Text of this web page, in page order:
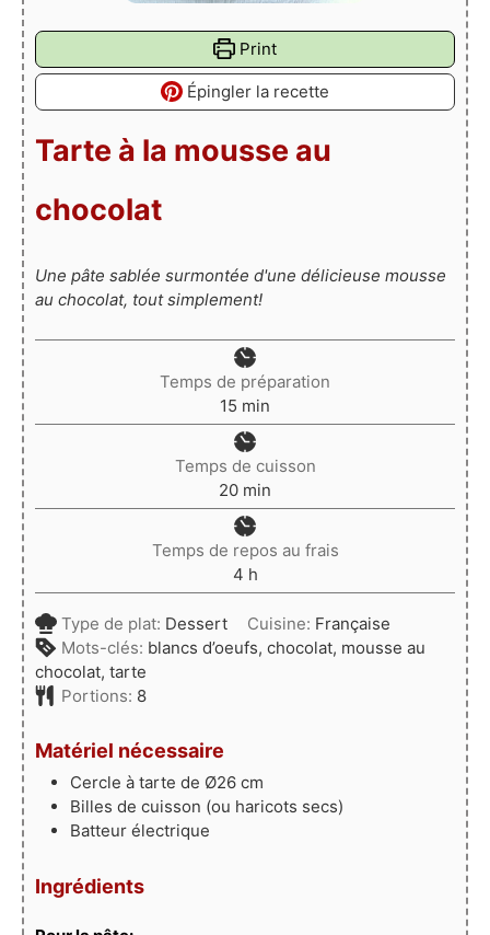
Print
Épingler la recette
Tarte à la mousse au
chocolat
Une pâte sablée surmontée d'une délicieuse mousse
au chocolat, tout simplement!
Temps de préparation
15 minutes
min
Temps de cuisson
20minutes
min
Temps de repos au frais
4heures
h
Type de plat: Dessert Cuisine: Française
Mots-clés: blancs d’oeufs, chocolat, mousse au
chocolat, tarte
Portions: 8
Matériel nécessaire
Cercle à tarte de Ø26 cm
Billes de cuisson (ou haricots secs)
Batteur électrique
Ingrédients